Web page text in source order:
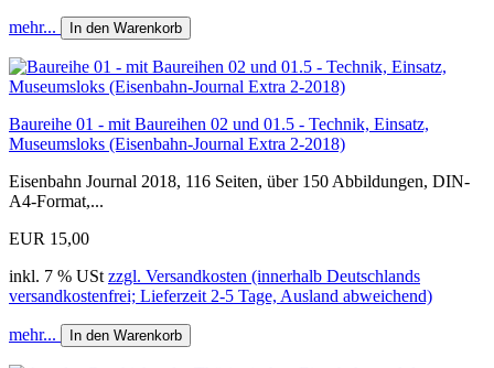
mehr... In den Warenkorb
Baureihe 01 - mit Baureihen 02 und 01.5 - Technik, Einsatz,
Museumsloks (Eisenbahn-Journal Extra 2-2018)
Eisenbahn Journal 2018, 116 Seiten, über 150 Abbildungen, DIN-
A4-Format,...
EUR 15,00
inkl. 7 % USt zzgl. Versandkosten (innerhalb Deutschlands
versandkostenfrei; Lieferzeit 2-5 Tage, Ausland abweichend)
mehr... In den Warenkorb